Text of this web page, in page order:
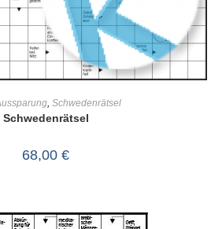
, Schwedenrätsel
Schwedenrätsel
68,00 €